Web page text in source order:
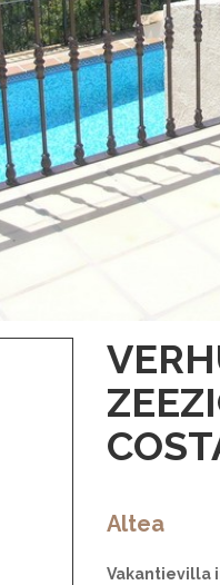
Altea
Vakantievilla